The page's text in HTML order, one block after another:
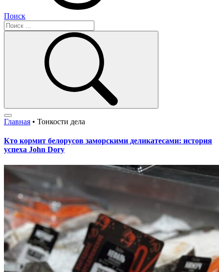
Поиск
Главная • Тонкости дела
Кто кормит белорусов заморскими деликатесами: история
успеха John Dory